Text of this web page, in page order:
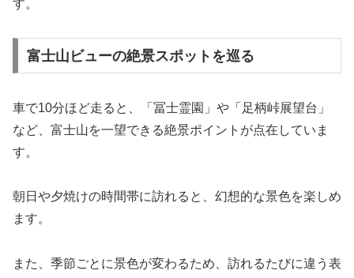
す。
富士山ビューの絶景スポットを巡る
車で10分ほど走ると、「冨士霊園」や「足柄峠展望台」
など、富士山を一望できる絶景ポイントが点在していま
す。
朝日や夕焼けの時間帯に訪れると、幻想的な景色を楽しめ
ます。
また、季節ごとに景色が変わるため、訪れるたびに違う表